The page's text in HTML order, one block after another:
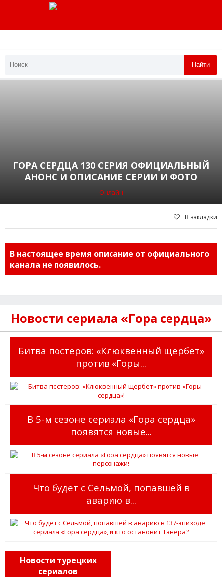
Найти
ГОРА СЕРДЦА 130 СЕРИЯ ОФИЦИАЛЬНЫЙ
АНОНС И ОПИСАНИЕ СЕРИИ И ФОТО
Онлайн
В закладки
В настоящее время описание от официального
канала не появилось.
Новости сериала «Гора сердца»
Битва постеров: «Клюквенный щербет»
против «Горы...
В 5-м сезоне сериала «Гора сердца»
появятся новые...
Что будет с Сельмой, попавшей в
аварию в...
Новости турецких
сериалов